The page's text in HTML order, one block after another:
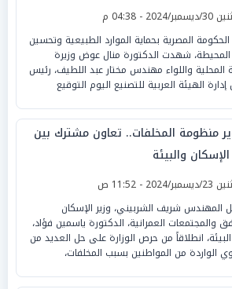
2024 - 04:38 م
المصرية بحماية الموارد الطبيعية وتحسين
المحيطة، شهدت الدكتورة منال عوض وزيرة
المحلية واللواء مهندس مختار عبد اللطيف، رئيس
الهيئة العربية للتصنيع اليوم التوقيع
منظومة المخلفات.. تعاون مشترك بين
الإسكان والبيئة
2024 - 11:52 ص
المهندس شريف الشربيني، وزير الإسكان
والمجتمعات العمرانية، الدكتورة ياسمين فؤاد،
انطلاقاً من حرص الوزارة على حل العديد من
الواردة من المواطنين بسبب المخلفات،